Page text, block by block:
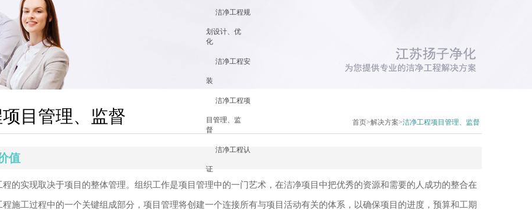
洁净工程规
划设计、优
化
洁净工程安
装
洁净工程项
目管理、监
督
洁净工程认
证
目管理、监督 首页>解决方案>洁净工程项目管理、监督
值
的实现取决于项目的整体管理。组织工作是项目管理中的一门艺术，在洁净项目中把优秀的资源和需要的人成功的整合在
施工过程中的一个关键组成部分，项目管理将创建一个连接所有与项目活动有关的体系，以确保项目的进度，预算和工期